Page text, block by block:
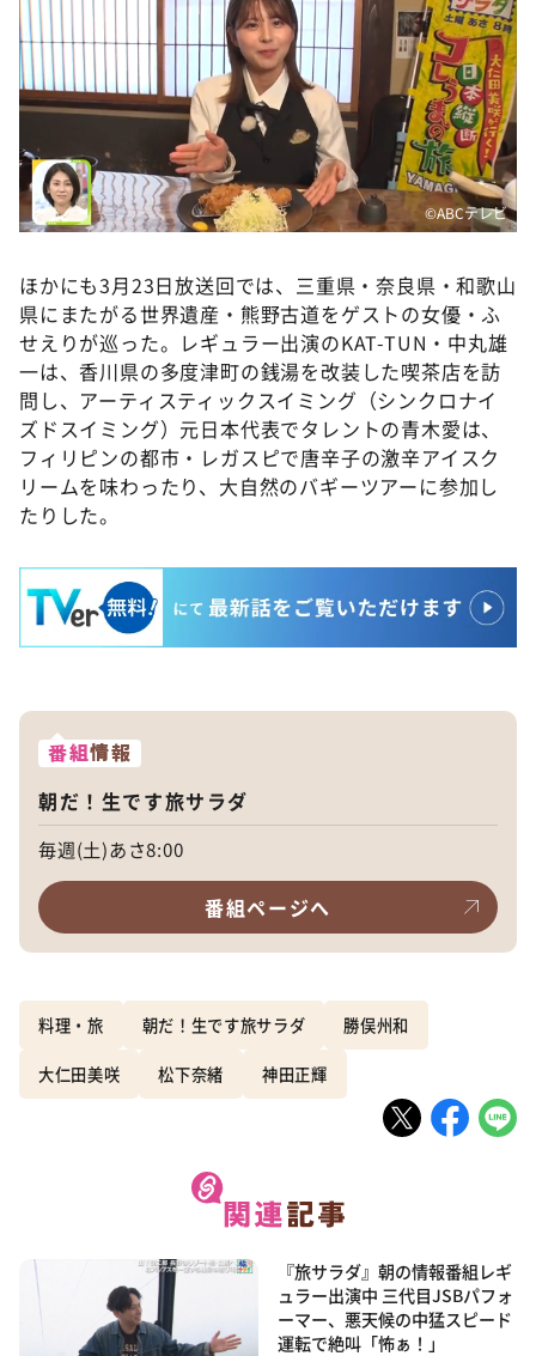
©️ABCテレビ
ほかにも3月23日放送回では、三重県・奈良県・和歌山
県にまたがる世界遺産・熊野古道をゲストの女優・ふ
せえりが巡った。レギュラー出演のKAT-TUN・中丸雄
一は、香川県の多度津町の銭湯を改装した喫茶店を訪
問し、アーティスティックスイミング（シンクロナイ
ズドスイミング）元日本代表でタレントの青木愛は、
フィリピンの都市・レガスピで唐辛子の激辛アイスク
リームを味わったり、大自然のバギーツアーに参加し
たりした。
番組情報
朝だ！生です旅サラダ
毎週(土)あさ8:00
番組ページへ
料理・旅 朝だ！生です旅サラダ 勝俣州和
大仁田美咲 松下奈緒 神田正輝
『旅サラダ』朝の情報番組レギ
ュラー出演中 三代目JSBパフォ
ーマー、悪天候の中猛スピード
運転で絶叫「怖ぁ！」